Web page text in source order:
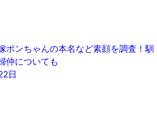
ポンちゃんの本名など素顔を調査！馴
仲についても
日